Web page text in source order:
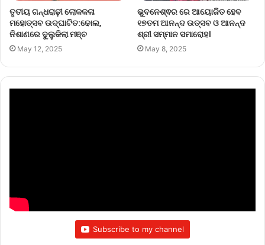
ତୃତୀୟ ଗନ୍ଧରାଢ଼ୀ ଲୋକକଳା
ମହୋତ୍ସବ ଉଦ୍‌ଘାଟିତ:ଢୋଲ,
ନିଶାଣରେ ଦୁଲୁକିଲା ମଞ୍ଚ
May 12, 2025
ଭୁବନେଶ୍ଵର ରେ ଆୟୋଜିତ ହେବ
୧୭ତମ ଆନନ୍ଦ ଉତ୍ସବ ଓ ଆନନ୍ଦ
ଶ୍ରୀ ସମ୍ମାନ ସମାରୋହ।
May 8, 2025
Subscribe to my channel